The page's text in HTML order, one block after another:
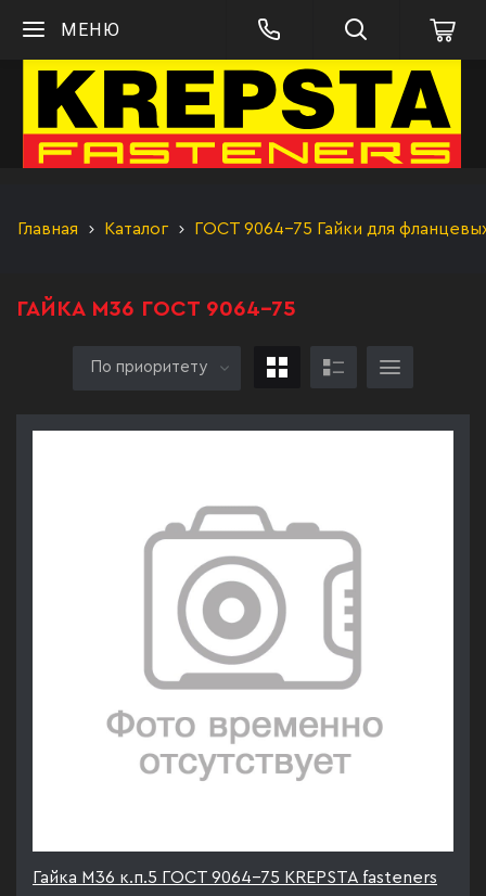
МЕНЮ
Главная Каталог ГОСТ 9064-75 Гайки для
ГАЙКА М36 ГОСТ 9064-75
По приоритету
Гайка М36 к.п.5 ГОСТ 9064-75 KREPSTA fasteners